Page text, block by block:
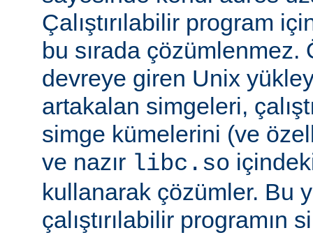
Çalıştırılabilir program
bu sırada
devreye giren Unix
artakalan simgeleri,
simge kümelerini (ve
ve nazır libc.so
kullanarak çözümler. Bu
çalıştırılabilir programın